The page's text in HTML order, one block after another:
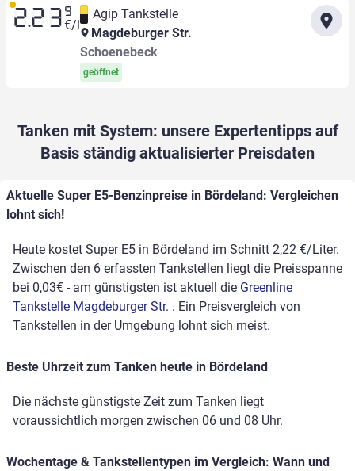
2.23 9
€/l
Agip Tankstelle
Magdeburger Str.
Schoenebeck
geöffnet
Tanken mit System: unsere Expertentipps auf
Basis ständig aktualisierter Preisdaten
Aktuelle Super E5-Benzinpreise in Bördeland: Vergleichen
lohnt sich!
Heute kostet Super E5 in Bördeland im Schnitt 2,22 €/Liter.
Zwischen den 6 erfassten Tankstellen liegt die Preisspanne
bei 0,03€ - am günstigsten ist aktuell die Greenline
Tankstelle Magdeburger Str. . Ein Preisvergleich von
Tankstellen in der Umgebung lohnt sich meist.
Beste Uhrzeit zum Tanken heute in Bördeland
Die nächste günstigste Zeit zum Tanken liegt
voraussichtlich morgen zwischen 06 und 08 Uhr.
Wochentage & Tankstellentypen im Vergleich: Wann und